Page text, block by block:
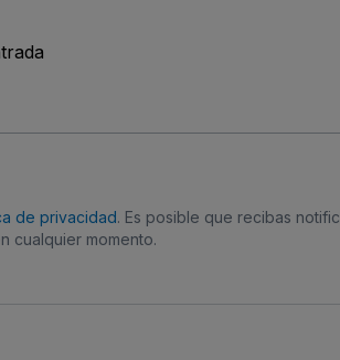
de privacidad. Es posible que recibas
cualquier momento.